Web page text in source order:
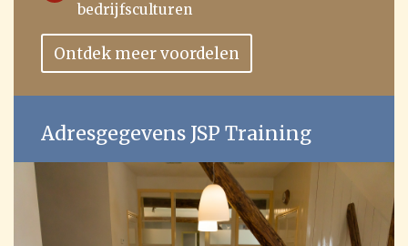
bedrijfsculturen
Ontdek meer voordelen
Adresgegevens JSP Training